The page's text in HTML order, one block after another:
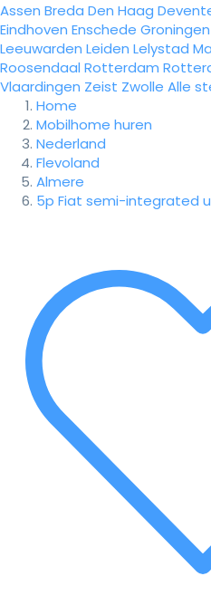
Assen Breda Den Haag
Eindhoven Enschede Groningen
Leeuwarden Leiden Lelystad
Roosendaal Rotterdam
Vlaardingen Zeist Zwolle Alle
Home
Mobilhome huren
Nederland
Flevoland
Almere
5p Fiat semi-integrated